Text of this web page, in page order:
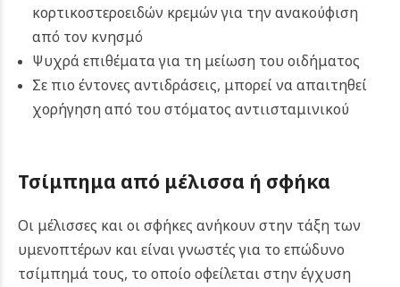
κορτικοστεροειδών κρεμών για την ανακούφιση
από τον κνησμό
Ψυχρά επιθέματα για τη μείωση του οιδήματος
Σε πιο έντονες αντιδράσεις, μπορεί να απαιτηθεί
χορήγηση από του στόματος αντιισταμινικού
Τσίμπημα από μέλισσα ή σφήκα
Οι μέλισσες και οι σφήκες ανήκουν στην τάξη των
υμενοπτέρων και είναι γνωστές για το επώδυνο
τσίμπημά τους, το οποίο οφείλεται στην έγχυση